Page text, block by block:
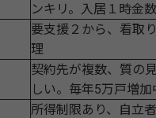
ンキリ。入居１時金
要支援２から、看取
理
契約先が複数、質の
しい。毎年5万戸増加
所得制限あり、自立